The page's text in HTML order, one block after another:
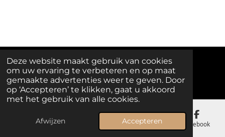
Deze website maakt gebruik van cookies
om uw ervaring te verbeteren en op maat
gemaakte advertenties weer te geven. Door
op ‘Accepteren’ te klikken, gaat u akkoord
met het gebruik van alle cookies.
Afwijzen Accepteren
© 2025 - 2026 Melody Island
E-mailadres Kaart Facebook